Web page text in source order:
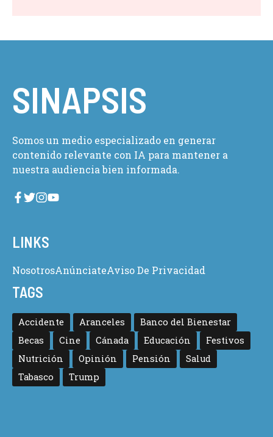
SINAPSIS
Somos un medio especializado en generar
contenido relevante con IA para mantener a
nuestra audiencia bien informada.
LINKS
NosotrosAnúnciateAviso De Privacidad
TAGS
Accidente Aranceles
Banco del Bienestar
Becas
Cine Cánada Educación
Festivos
Nutrición
Opinión Pensión
Salud
Tabasco
Trump